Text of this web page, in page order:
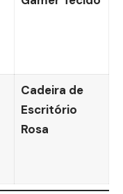
Cadeira de
Escritório
Rosa